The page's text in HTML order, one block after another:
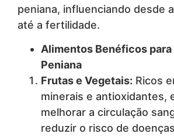
peniana, influenciando desde
até a fertilidade.
Alimentos Benéficos para
Peniana
Frutas e Vegetais: Ricos
minerais e antioxidantes,
melhorar a circulação
reduzir o risco de doenças